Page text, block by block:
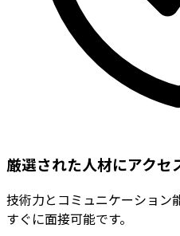
厳選された人材にアクセ
技術力とコミュニケーション
すぐに面接可能です。